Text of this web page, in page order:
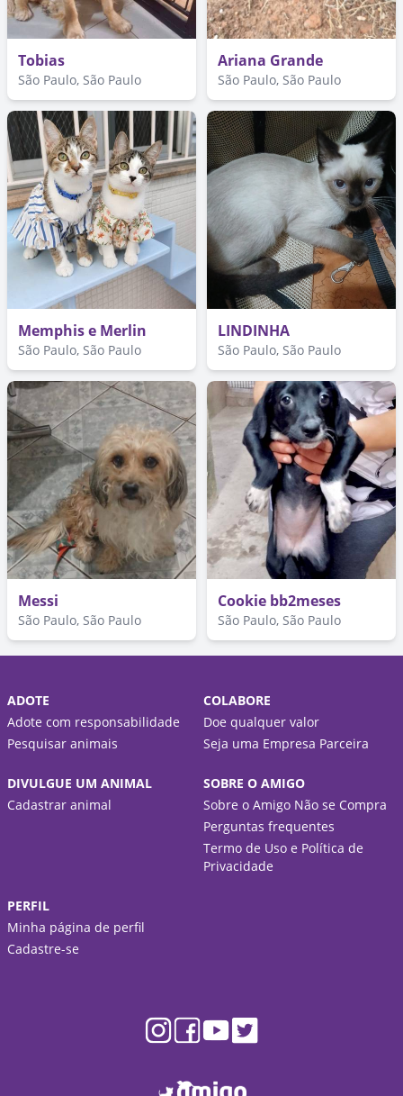
Tobias
São Paulo, São Paulo
Ariana Grande
São Paulo, São Paulo
Memphis e Merlin
São Paulo, São Paulo
LINDINHA
São Paulo, São Paulo
Messi
São Paulo, São Paulo
Cookie bb2meses
São Paulo, São Paulo
ADOTE
Adote com responsabilidade
Pesquisar animais
COLABORE
Doe qualquer valor
Seja uma Empresa Parceira
DIVULGUE UM ANIMAL
Cadastrar animal
SOBRE O AMIGO
Sobre o Amigo Não se Compra
Perguntas frequentes
Termo de Uso e Política de
Privacidade
PERFIL
Minha página de perfil
Cadastre-se